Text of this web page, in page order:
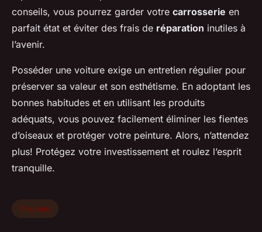
conseils, vous pourrez garder votre carrosserie en
parfait état et éviter des frais de réparation inutiles à
l’avenir.
Posséder une voiture exige un entretien régulier pour
préserver sa valeur et son esthétisme. En adoptant les
bonnes habitudes et en utilisant les produits
adéquats, vous pouvez facilement éliminer les fientes
d’oiseaux et protéger votre peinture. Alors, n’attendez
plus! Protégez votre investissement et roulez l’esprit
tranquille.
Produits